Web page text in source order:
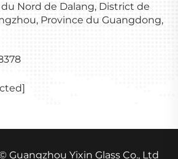
du Nord de Dalang, District de
Province du Guangdong,
Guangzhou Yixin Glass Co., Ltd